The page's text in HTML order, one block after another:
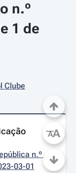
n.º
1 de
Clube
n.º
03-01
AA